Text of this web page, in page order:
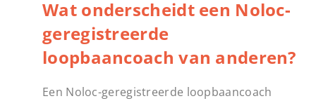
Wat onderscheidt een Noloc-
geregistreerde
loopbaancoach van anderen?
Een Noloc-geregistreerde loopbaancoach